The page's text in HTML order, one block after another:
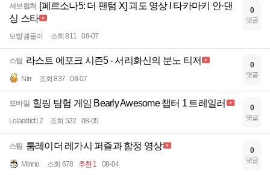
서브컬쳐 [페르소나5: 더 팬텀 X] 괴도 영상 l 타카마키 안·댄
싱 스타
모발겜돌이 조회 811 08-07
0
댓글
스팀 라스트 에포크 시즌5 - 서리화신의 분노 티저
Nirr 조회 837 08-07
0
댓글
모바일 힐링 탐험 게임 Bearly Awesome 챕터 1 트레일러
Loladdict12 조회 522 08-05
0
댓글
스팀 툼레이더 레가시 퍼즐과 함정 영상
Minno 조회 678 추천 1 08-04
0
댓글